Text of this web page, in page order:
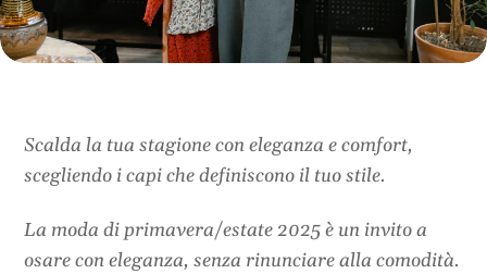
Scalda la tua stagione con eleganza e comfort,
scegliendo i capi che definiscono il tuo stile.
La moda di primavera/estate 2025 è un invito a
osare con eleganza, senza rinunciare alla comodità.